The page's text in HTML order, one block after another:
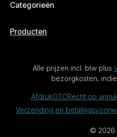
Categorieën
Producten
Alle prijzen incl. btw plus
bezorgkosten,
© 2026
AfdrukGTCRecht op
Verzending en